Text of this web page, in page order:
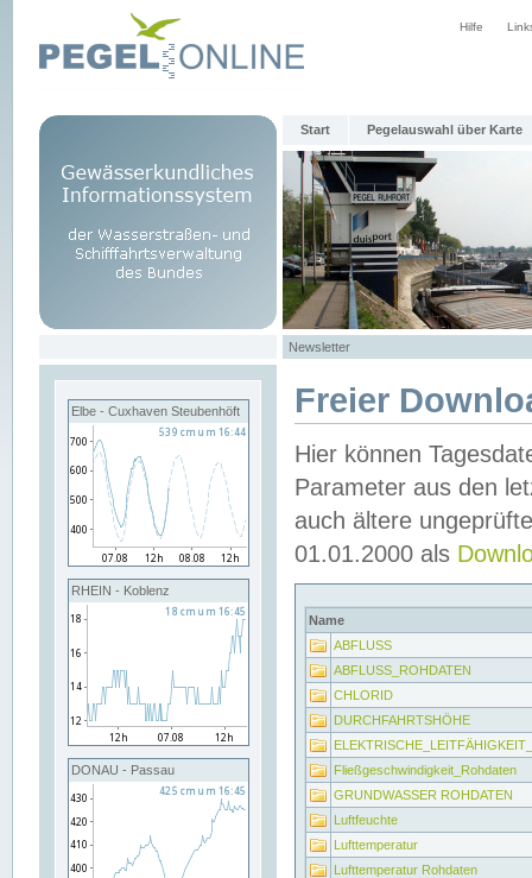
Hilfe
Start Pegelauswahl über Karte
Newsletter
Elbe - Cuxhaven Steubenhöft
RHEIN - Koblenz
DONAU - Passau
Freier
Hier können
Parameter aus den
auch ältere
01.01.2000 als
Name
ABFLUSS
ABFLUSS_ROHDATEN
CHLORID
DURCHFAHRTSHÖHE
Fließgeschwindigkeit_Rohdaten
GRUNDWASSER ROHDATEN
Luftfeuchte
Lufttemperatur
Lufttemperatur Rohdaten